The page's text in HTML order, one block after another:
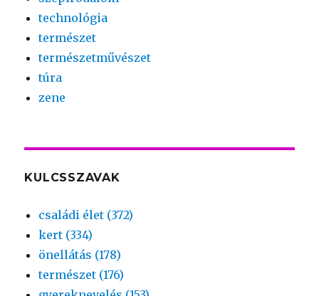
technológia
természet
természetművészet
túra
zene
KULCSSZAVAK
családi élet (372)
kert (334)
önellátás (178)
természet (176)